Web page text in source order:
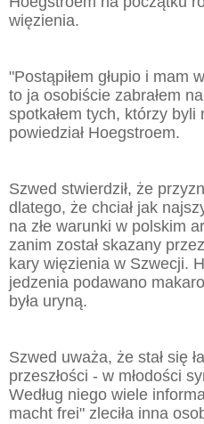
więzienia.
"Postąpiłem głupio i mam
to ja osobiście zabrałem
spotkałem tych, którzy
powiedział Hoegstroem.
Szwed stwierdził, że
dlatego, że chciał jak
na złe warunki w polskim
zanim został skazany
kary więzienia w Szwecji.
jedzenia podawano
była uryną.
Szwed uważa, że stał się
przeszłości - w młodości
Według niego wiele
macht frei" zleciła inna